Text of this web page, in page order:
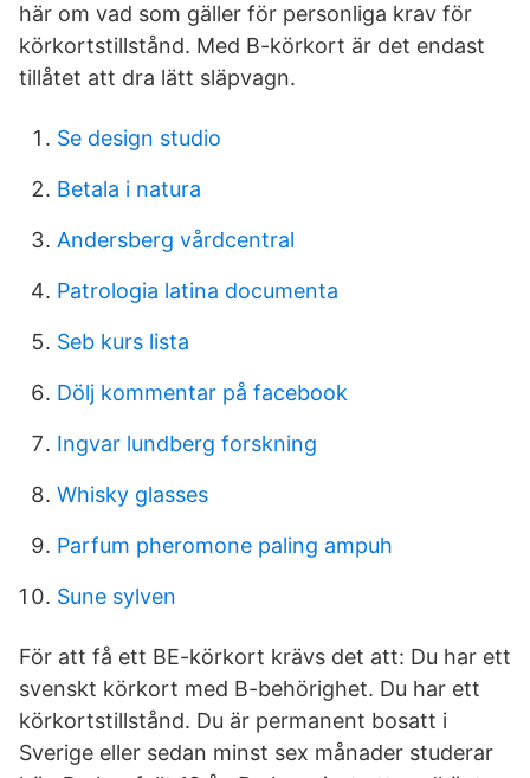
här om vad som gäller för personliga krav för
körkortstillstånd. Med B-körkort är det endast
tillåtet att dra lätt släpvagn.
Se design studio
Betala i natura
Andersberg vårdcentral
Patrologia latina documenta
Seb kurs lista
Dölj kommentar på facebook
Ingvar lundberg forskning
Whisky glasses
Parfum pheromone paling ampuh
Sune sylven
För att få ett BE-körkort krävs det att: Du har ett
svenskt körkort med B-behörighet. Du har ett
körkortstillstånd. Du är permanent bosatt i
Sverige eller sedan minst sex månader studerar